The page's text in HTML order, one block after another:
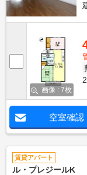
画像 : 7枚
空室確認
賃貸アパート
ル・プレジールK